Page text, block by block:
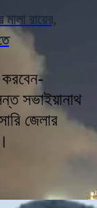
রায়ের,
করবেন-
সভাইয়ানাথ
জেলার